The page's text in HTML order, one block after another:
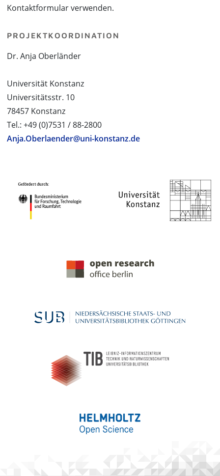
Kontaktformular verwenden.
PROJEKTKOORDINATION
Dr. Anja Oberländer
Universität Konstanz
Universitätsstr. 10
78457 Konstanz
Tel.: +49 (0)7531 / 88-2800
Anja.Oberlaender@uni-konstanz.de